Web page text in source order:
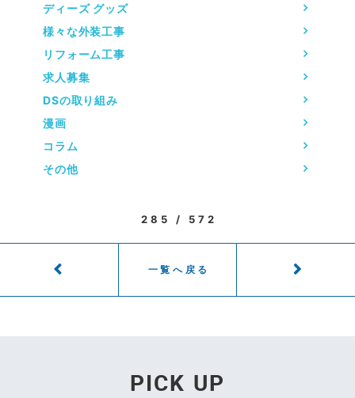
ディーズ グッズ
様々な外装工事
リフォーム工事
求人募集
DSの取り組み
漫画
コラム
その他
285 / 572
一覧へ戻る
PICK UP